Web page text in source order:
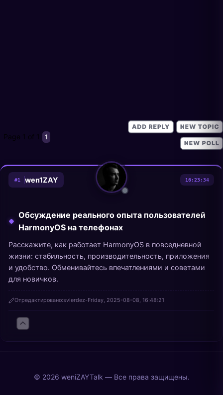
Page 1 of 1 1
#1 wen1ZAY 16:23:34
Обсуждение реального опыта пользователей
HarmonyOS на телефонах
Расскажите, как работает HarmonyOS в повседневной
жизни: стабильность, производительность, приложения
и удобство. Обменивайтесь впечатлениями и советами
для новичков.
Отредактировано:svierdez-Friday, 2025-08-08, 16:48:21
© 2026 weniZAYTalk — Все права защищены.